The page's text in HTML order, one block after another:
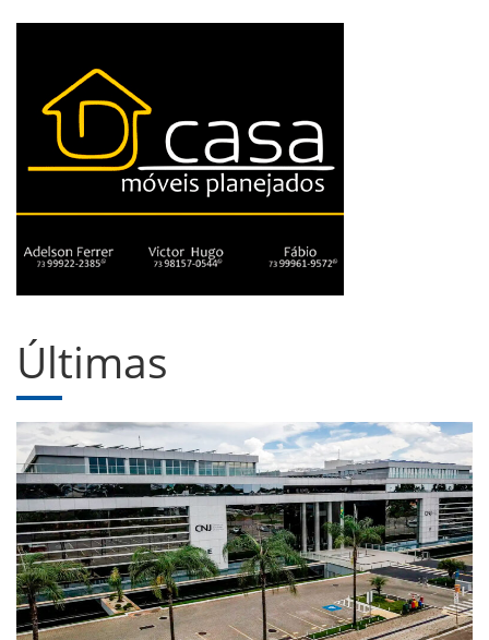
Últimas